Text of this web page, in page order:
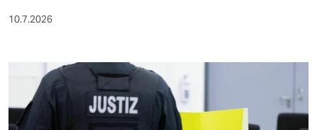
10.7.2026